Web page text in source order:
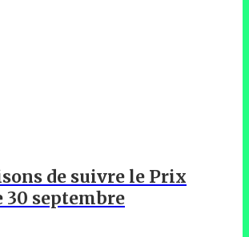
de suivre le Prix
30 septembre